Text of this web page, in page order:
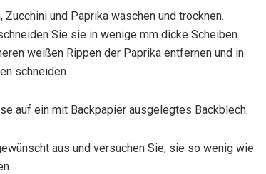
Zucchini und Paprika waschen und trocknen.
Sie sie in wenige mm dicke Scheiben.
weißen Rippen der Paprika entfernen und in
schneiden
auf ein mit Backpapier ausgelegtes Backblech.
aus und versuchen Sie, sie so wenig wie